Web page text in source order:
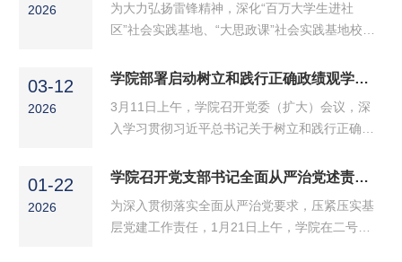
巩磊、党委副书记梅茹及各党支部书记、教师与
学生党员代表，章丘区森林消防中队指导员付
动。活动由陶杰主持。活动伊始，章丘区森林消
防中队工作人员向大家展示各类消防设备，...
2026
为大力弘扬雷锋精神，深化“百万大学生进社
区”社会实践基地、“大思政课”社会实践基地校地
生第一、第二党支部于3月19日走进章丘区双山
党支部组织宣传委员张袭妍，学生第二党支部教
师党员黄子艺带领学生党员参加本次活动。本次
心，青春接力建新功”访谈社区老党员活动中，党
员们分成四个小组，分别走访李志国、...
03-12
2026
学院部署启动树立和践行正确政绩观学习教育
3月11日上午，学院召开党委（扩大）会议，深
入学习贯彻习近平总书记关于树立和践行正确政
署，传达学校党的建设工作领导小组（扩大）会
育。学院党委书记巩磊主持会议。 会议伊始，全
体参会人员观看视频，学习贯彻习近平总书记关
01-22
2026
学院召开党支部书记全面从严治党述责述廉、党支部书记抓基层党建述职评议会议
为深入贯彻落实全面从严治党要求，压紧压实基
层党建工作责任，1月21日上午，学院在二号实